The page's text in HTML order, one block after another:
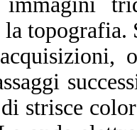
la
strisce